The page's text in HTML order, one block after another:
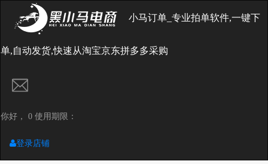
小马订单_专业拍单软件,一键下
单,自动发货,快速从淘宝京东拼多多采购
你好， 0 使用期限：
登录店铺